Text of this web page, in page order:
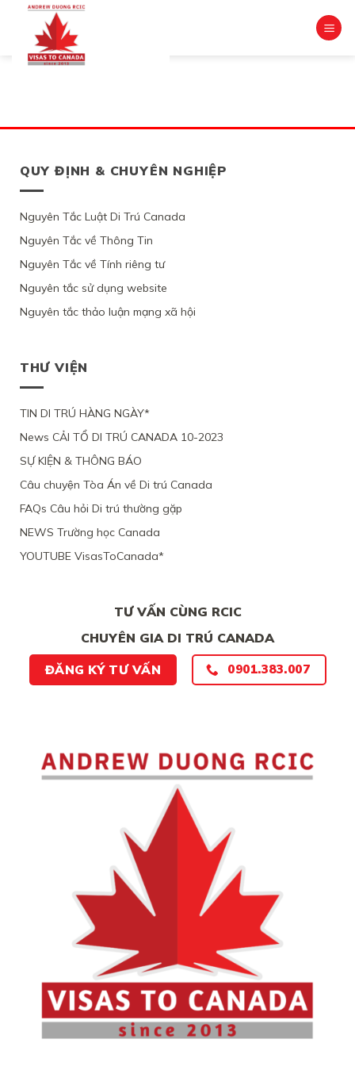
content
QUY ĐỊNH & CHUYÊN NGHIỆP
Nguyên Tắc Luật Di Trú Canada
Nguyên Tắc về Thông Tin
Nguyên Tắc về Tính riêng tư
Nguyên tắc sử dụng website
Nguyên tắc thảo luận mạng xã hội
THƯ VIỆN
TIN DI TRÚ HÀNG NGÀY*
News CẢI TỔ DI TRÚ CANADA 10-2023
SỰ KIỆN & THÔNG BÁO
Câu chuyện Tòa Án về Di trú Canada
FAQs Câu hỏi Di trú thường gặp
NEWS Trường học Canada
YOUTUBE VisasToCanada*
TƯ VẤN CÙNG RCIC
CHUYÊN GIA DI TRÚ CANADA
ĐĂNG KÝ TƯ VẤN
0901.383.007